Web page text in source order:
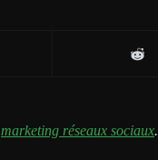
marketing réseaux sociaux.